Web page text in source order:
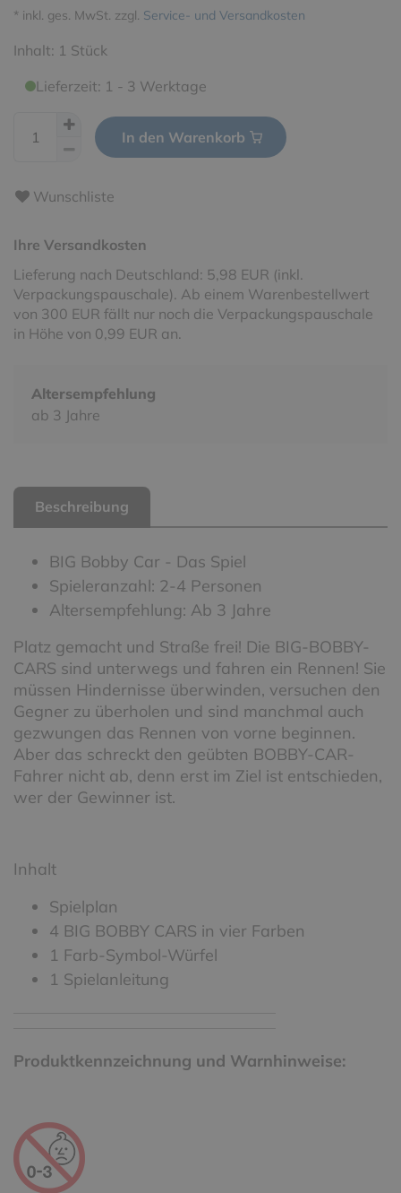
* inkl. ges. MwSt. zzgl. Service- und Versandkosten
Inhalt: 1 Stück
Lieferzeit: 1 - 3 Werktage
In den Warenkorb
Wunschliste
Ihre Versandkosten
Lieferung nach Deutschland: 5,98 EUR (inkl.
Verpackungspauschale). Ab einem Warenbestellwert
von 300 EUR fällt nur noch die Verpackungspauschale
in Höhe von 0,99 EUR an.
Altersempfehlung
ab 3 Jahre
Beschreibung
BIG Bobby Car - Das Spiel
Spieleranzahl: 2-4 Personen
Altersempfehlung: Ab 3 Jahre
Platz gemacht und Straße frei! Die BIG-BOBBY-
CARS sind unterwegs und fahren ein Rennen! Sie
müssen Hindernisse überwinden, versuchen den
Gegner zu überholen und sind manchmal auch
gezwungen das Rennen von vorne beginnen.
Aber das schreckt den geübten BOBBY-CAR-
Fahrer nicht ab, denn erst im Ziel ist entschieden,
wer der Gewinner ist.
Inhalt
Spielplan
4 BIG BOBBY CARS in vier Farben
1 Farb-Symbol-Würfel
1 Spielanleitung
Produktkennzeichnung und Warnhinweise: